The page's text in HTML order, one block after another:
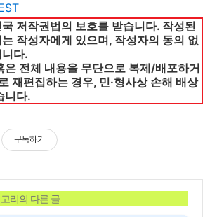
저작권법의 보호를 받습니다. 작성된
작성자에게 있으며, 작성자의 동의 없
다.
은 전체 내용을 무단으로 복제/배포하거
재편집하는 경우, 민·형사상 손해 배상
니다.
구독하기
리의 다른 글